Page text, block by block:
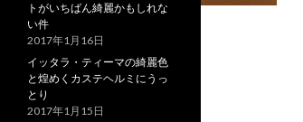
トがいちばん綺麗かもしれな
い件
2017年1月16日
イッタラ・ティーマの綺麗色
と煌めくカステヘルミにうっ
とり
2017年1月15日